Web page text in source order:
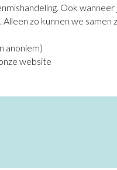
Ook
zo kunnen we samen
anoniem)
website